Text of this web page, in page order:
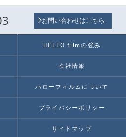
お問い合わせはこちら
HELLO filmの強み
会社情報
ハローフィルムについて
プライバシーポリシー
サイトマップ